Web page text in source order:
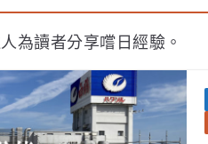
為讀者分享嚐日經驗。